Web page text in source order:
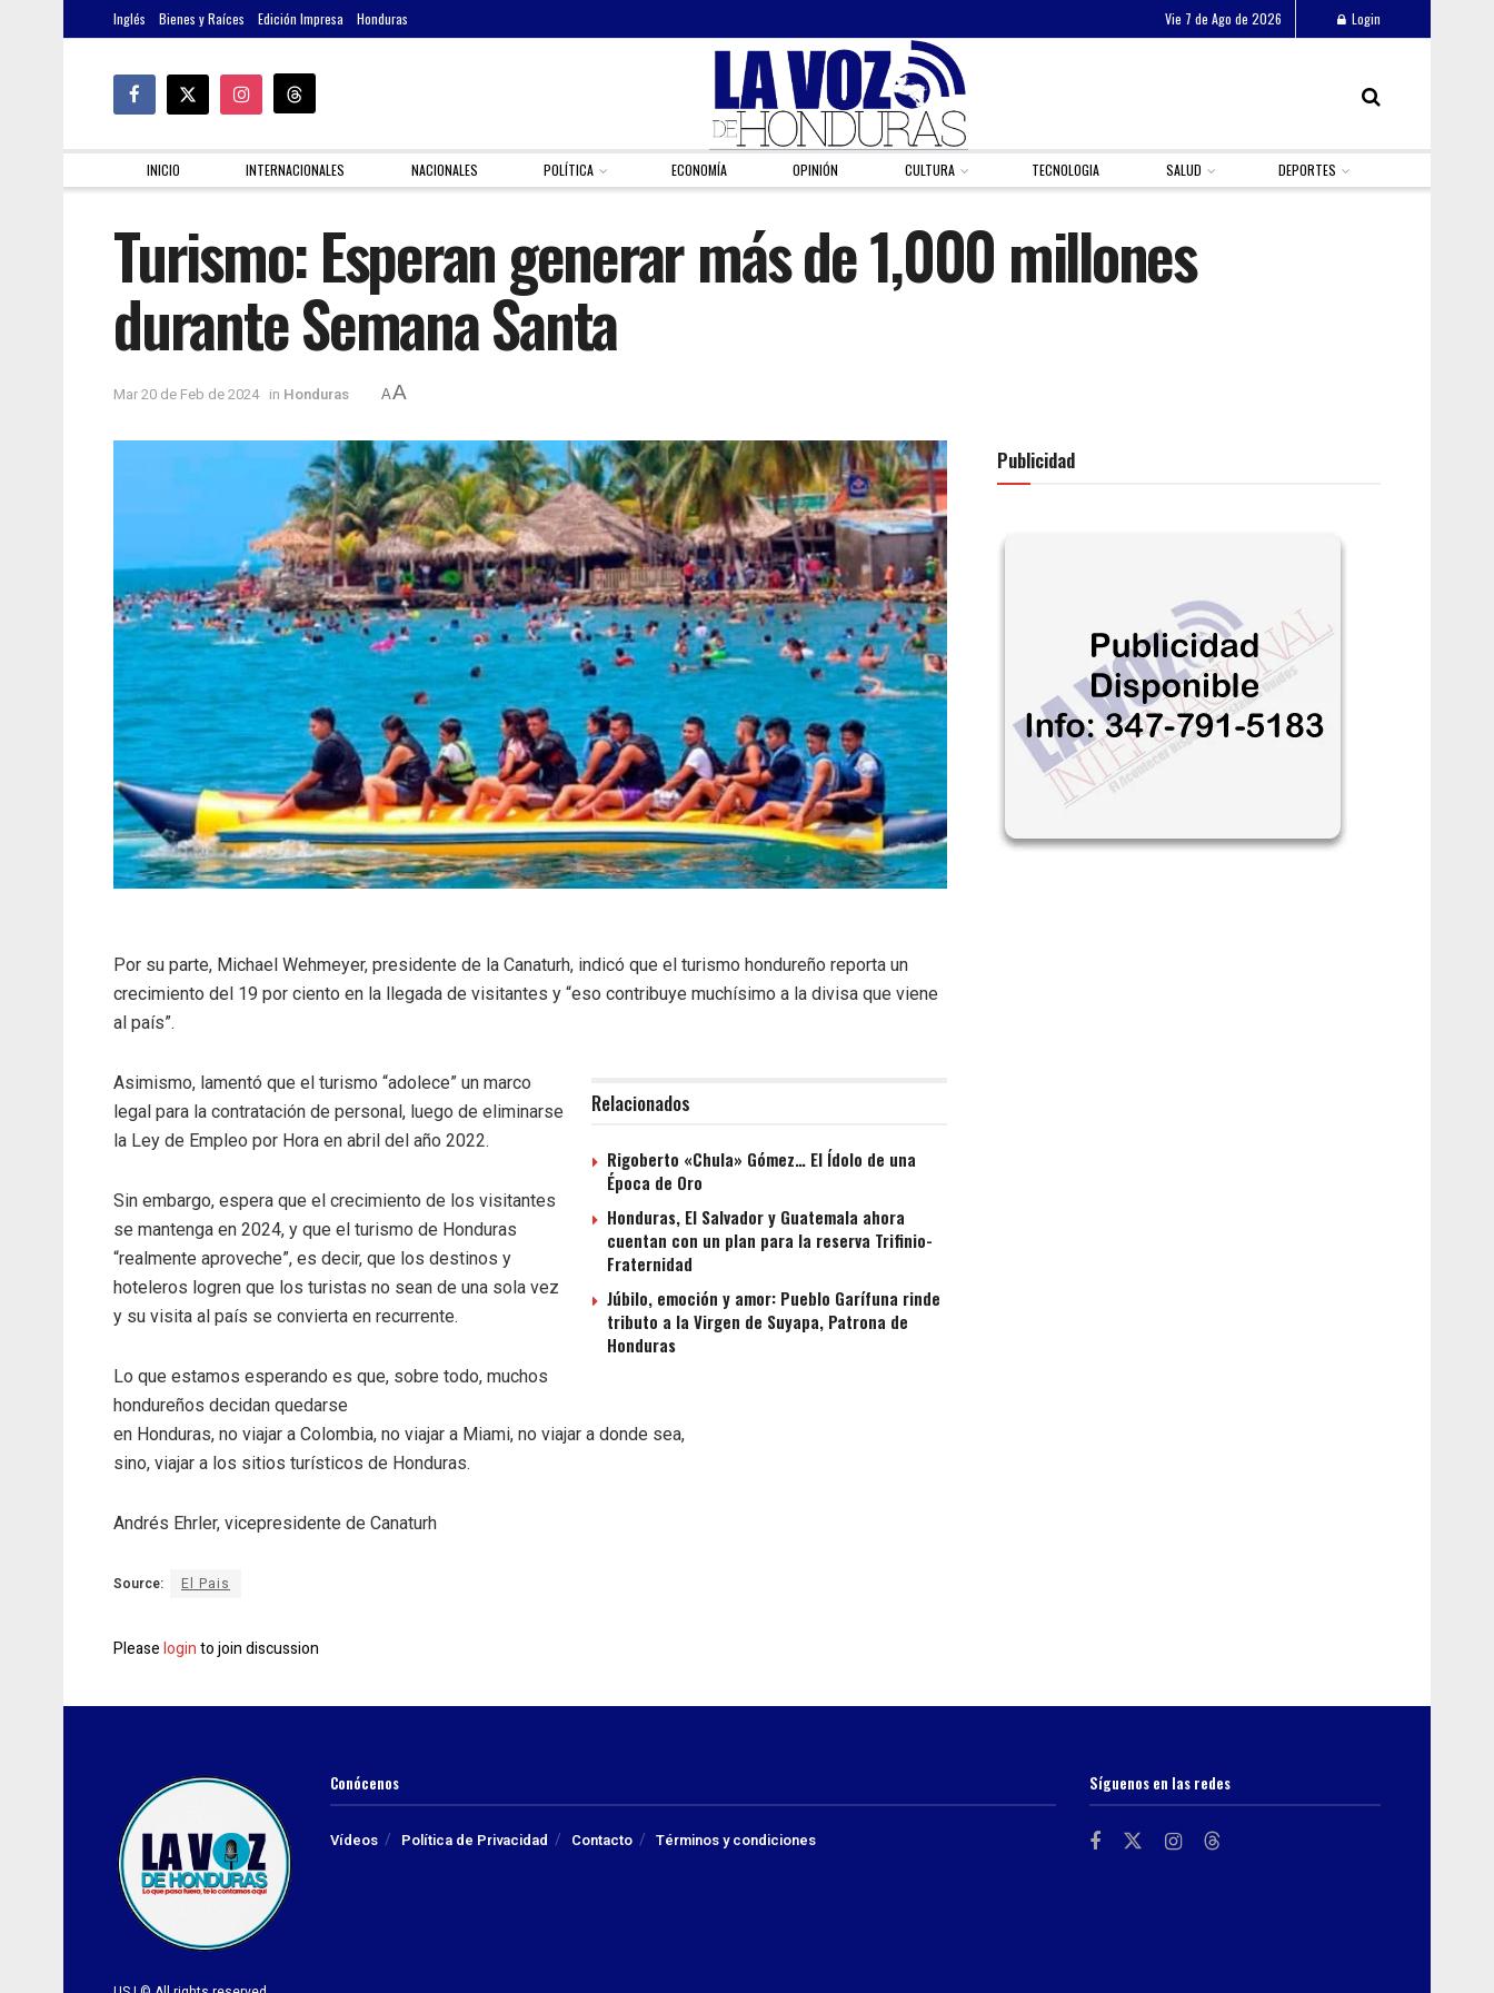
Inglés Bienes y Raíces Edición Impresa Honduras Vie 7 de Ago de 2026 Login
INICIO INTERNACIONALES NACIONALES POLÍTICA ECONOMÍA OPINIÓN CULTURA TECNOLOGIA SALUD DEPORTES
Turismo: Esperan generar más de 1,000 millones
durante Semana Santa
Mar 20 de Feb de 2024 in Honduras AA
Por su parte, Michael Wehmeyer, presidente de la Canaturh, indicó que el turismo hondureño reporta un
crecimiento del 19 por ciento en la llegada de visitantes y “eso contribuye muchísimo a la divisa que viene
al país”.
Relacionados
Rigoberto «Chula» Gómez… El Ídolo de una
Época de Oro
Honduras, El Salvador y Guatemala ahora
cuentan con un plan para la reserva Trifinio-
Fraternidad
Júbilo, emoción y amor: Pueblo Garífuna rinde
tributo a la Virgen de Suyapa, Patrona de
Honduras
Asimismo, lamentó que el turismo “adolece” un marco
legal para la contratación de personal, luego de eliminarse
la Ley de Empleo por Hora en abril del año 2022.
Sin embargo, espera que el crecimiento de los visitantes
se mantenga en 2024, y que el turismo de Honduras
“realmente aproveche”, es decir, que los destinos y
hoteleros logren que los turistas no sean de una sola vez
y su visita al país se convierta en recurrente.
Lo que estamos esperando es que, sobre todo, muchos
hondureños decidan quedarse
en Honduras, no viajar a Colombia, no viajar a Miami, no viajar a donde sea,
sino, viajar a los sitios turísticos de Honduras.
Andrés Ehrler, vicepresidente de Canaturh
Source: El Pais
Pleaseloginto join discussion
Publicidad
Conócenos
Vídeos Política de Privacidad Contacto Términos y condiciones
Síguenos en las redes